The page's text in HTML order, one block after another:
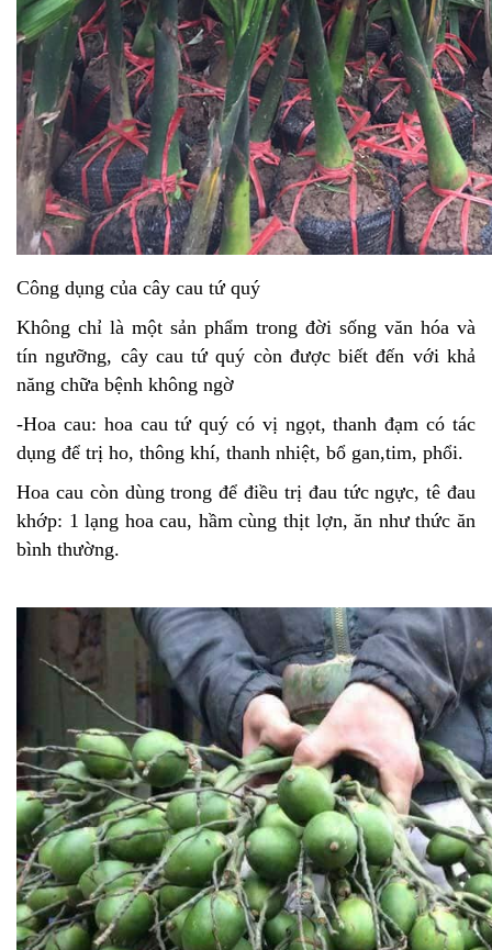
Công dụng của cây cau tứ quý
Không chỉ là một sản phẩm trong đời sống văn hóa và
tín ngưỡng, cây cau tứ quý còn được biết đến với khả
năng chữa bệnh không ngờ
-Hoa cau: hoa cau tứ quý có vị ngọt, thanh đạm có tác
dụng để trị ho, thông khí, thanh nhiệt, bổ gan,tim, phổi.
Hoa cau còn dùng trong để điều trị đau tức ngực, tê đau
khớp: 1 lạng hoa cau, hầm cùng thịt lợn, ăn như thức ăn
bình thường.